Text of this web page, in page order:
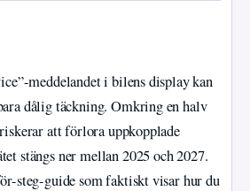
meddelandet i bilens display kan
dålig täckning. Omkring en halv
att förlora uppkopplade
stängs ner mellan 2025 och 2027.
steg-guide som faktiskt visar hur du